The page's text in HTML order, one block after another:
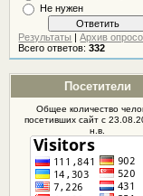
Не нужен
Результаты |Архив
Всего ответов:332
Посетители
Общее количество
посетившихсайтс
н.в.